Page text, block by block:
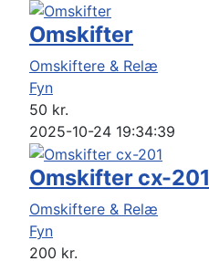
Omskifter
Omskiftere & Relæ
Fyn
50 kr.
2025-10-24 19:34:39
Omskifter cx-201
Omskiftere & Relæ
Fyn
200 kr.